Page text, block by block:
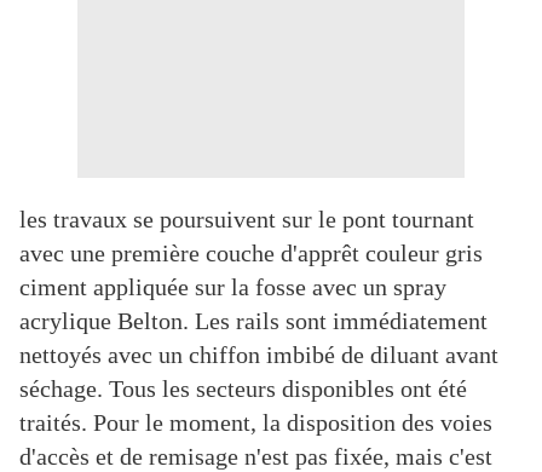
les travaux se poursuivent sur le pont tournant
avec une première couche d'apprêt couleur gris
ciment appliquée sur la fosse avec un spray
acrylique Belton. Les rails sont immédiatement
nettoyés avec un chiffon imbibé de diluant avant
séchage. Tous les secteurs disponibles ont été
traités. Pour le moment, la disposition des voies
d'accès et de remisage n'est pas fixée, mais c'est